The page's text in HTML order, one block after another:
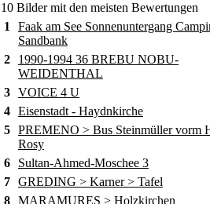
10 Bilder mit den meisten Bewertungen
1
Faak am See Sonnenuntergang
Sandbank
2
1990-1994 36 BREBU NOBU-
WEIDENTHAL
3 VOICE 4 U
4 Eisenstadt - Haydnkirche
5 PREMENO > Bus Steinmüller vorm
Rosy
6
Sultan-Ahmed-Moschee 3
7 GREDING > Karner > Tafel
8 MARAMURES > Holzkirchen